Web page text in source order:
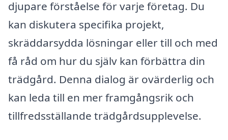
djupare förståelse för varje företag. Du
kan diskutera specifika projekt,
skräddarsydda lösningar eller till och med
få råd om hur du själv kan förbättra din
trädgård. Denna dialog är ovärderlig och
kan leda till en mer framgångsrik och
tillfredsställande trädgårdsupplevelse.